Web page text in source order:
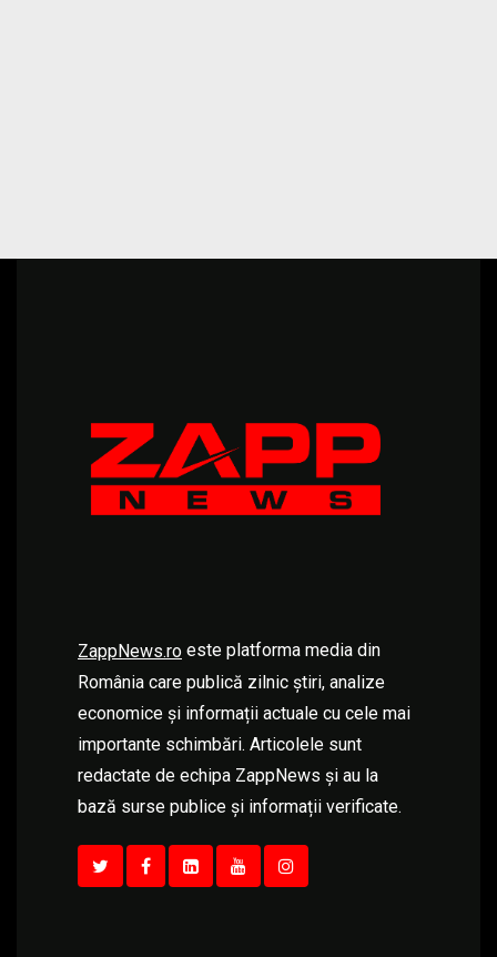
ZappNews.ro este platforma media din
România care publică zilnic știri, analize
economice și informații actuale cu cele mai
importante schimbări. Articolele sunt
redactate de echipa ZappNews și au la
bază surse publice și informații verificate.